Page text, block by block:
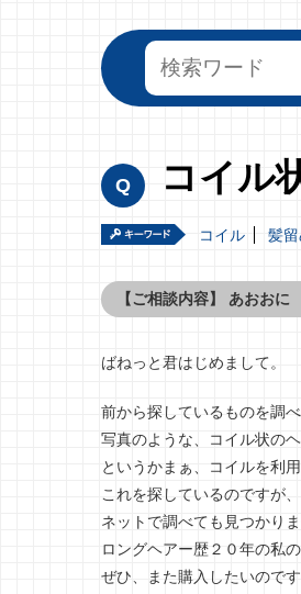
コイル
コイル 髪留
【ご相談内容】 あおおに
ばねっと君はじめまして。
前から探しているものを調
写真のような、コイル状の
というかまぁ、コイルを利
これを探しているのですが
ネットで調べても見つかりま
ロングヘアー歴２０年の私
ぜひ、また購入したいのです